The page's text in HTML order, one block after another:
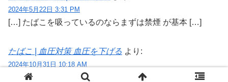
2024年5月22日 3:31 PM
[…] たばこを吸っているのならまずは禁煙 が基本 […]
たばこ | 血圧対策 血圧を下げる より:
2024年10月31日 10:18 AM
[…] 禁煙補助剤を上手に活用して今年こそ禁煙！ […]